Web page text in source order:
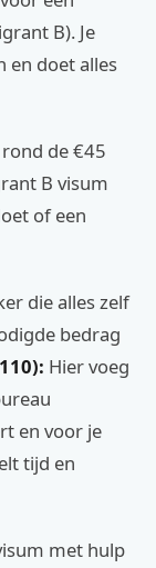
B). Je
en doet alles
de €45
B visum
of een
die alles zelf
bedrag
Hier voeg
en voor je
tijd en
met hulp